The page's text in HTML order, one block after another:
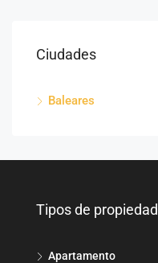
Ciudades
Baleares
Tipos de propiedad
Apartamento